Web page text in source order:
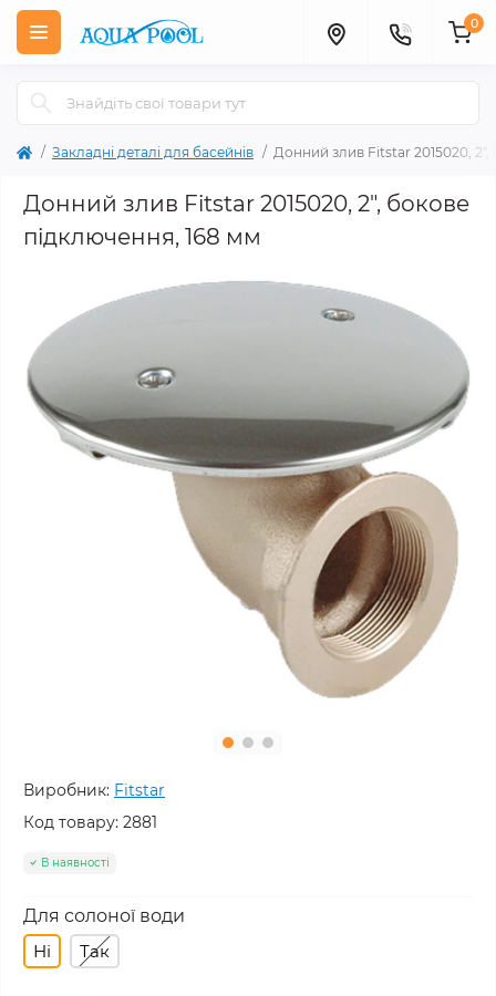
0
Закладні деталі для басейнів Донний злив Fitstar 2015020, 2",
Донний злив Fitstar 2015020, 2", бокове
підключення, 168 мм
Виробник: Fitstar
Код товару: 2881
В наявності
Для солоної води
Ні
Так